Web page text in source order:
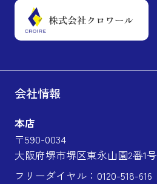
会社情報
本店
〒590-0034
大阪府堺市堺区東永山園2番1号
フリーダイヤル：0120-518-616